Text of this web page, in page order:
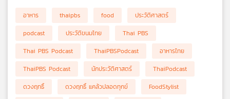
อาหาร thaipbs food
ประวัติศาสตร์
podcast
ประวัติขนมไทย
Thai PBS
Thai PBS Podcast
ThaiPBSPodcast
อาหารไทย
ThaiPBS Podcast
นักประวัติศาสตร์
ThaiPodcast
ดวงฤทธิ์
ดวงฤทธิ์ แคล้วปลอดทุกข์
FoodStylist